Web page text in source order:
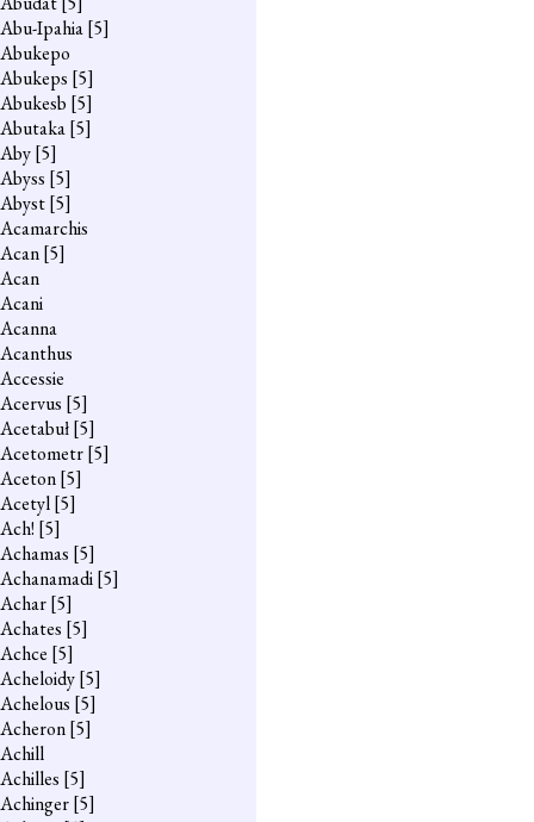
Abu-Ipahia[5]
Abukepo
Abukeps [5]
Abukesb [5]
Abutaka[5]
Aby[5]
Abyss [5]
Abyst[5]
Acamarchis
Acan[5]
Acan
Acani
Acanna
Acanthus
Accessie
Acervus [5]
Acetabuł[5]
Acetometr[5]
Aceton[5]
Acetyl[5]
Ach! [5]
Achamas [5]
Achanamadi[5]
Achar[5]
Achates [5]
Achce [5]
Acheloidy[5]
Achelous [5]
Acheron[5]
Achill
Achilles [5]
Achinger[5]